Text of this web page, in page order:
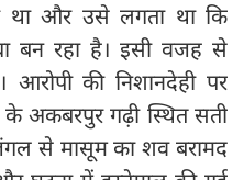
था और उसे लगता था कि
बन रहा है। इसी वजह से
की निशानदेही पर
के अकबरपुर गढ़ी स्थित सती
से मासूम का शव बरामद